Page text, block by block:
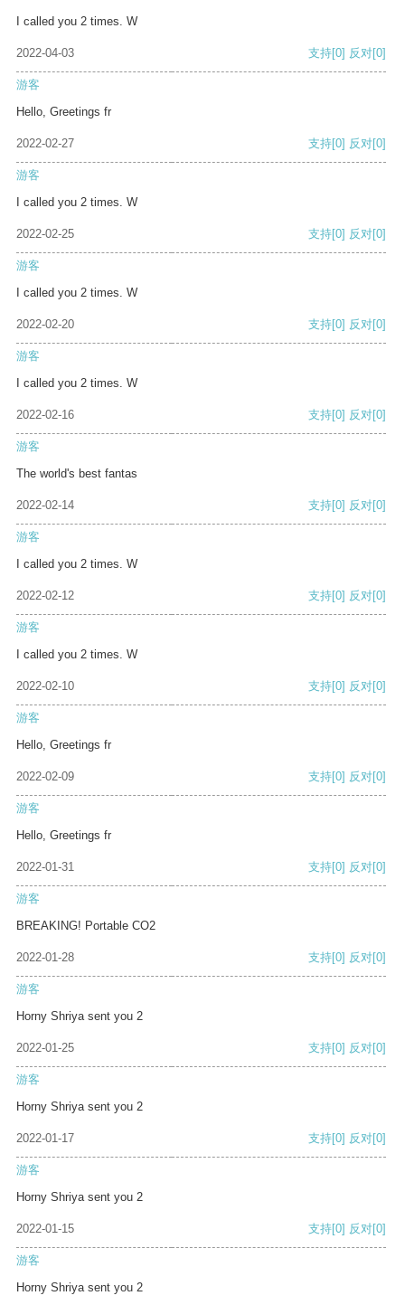
I called you 2 times. W
2022-04-03 支持[0] 反对[0]
游客
Hello, Greetings fr
2022-02-27 支持[0] 反对[0]
游客
I called you 2 times. W
2022-02-25 支持[0] 反对[0]
游客
I called you 2 times. W
2022-02-20 支持[0] 反对[0]
游客
I called you 2 times. W
2022-02-16 支持[0] 反对[0]
游客
The world's best fantas
2022-02-14 支持[0] 反对[0]
游客
I called you 2 times. W
2022-02-12 支持[0] 反对[0]
游客
I called you 2 times. W
2022-02-10 支持[0] 反对[0]
游客
Hello, Greetings fr
2022-02-09 支持[0] 反对[0]
游客
Hello, Greetings fr
2022-01-31 支持[0] 反对[0]
游客
BREAKING! Portable CO2
2022-01-28 支持[0] 反对[0]
游客
Horny Shriya sent you 2
2022-01-25 支持[0] 反对[0]
游客
Horny Shriya sent you 2
2022-01-17 支持[0] 反对[0]
游客
Horny Shriya sent you 2
2022-01-15 支持[0] 反对[0]
游客
Horny Shriya sent you 2